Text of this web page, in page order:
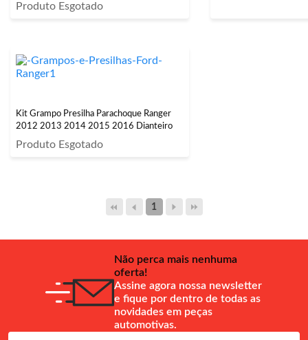
Produto Esgotado
Kit Grampo Presilha Parachoque Ranger
2012 2013 2014 2015 2016 Dianteiro
Produto Esgotado
1
Não perca mais nenhuma
oferta!
Assine agora nossa newsletter
e fique por dentro de todas as
novidades em peças
automotivas.